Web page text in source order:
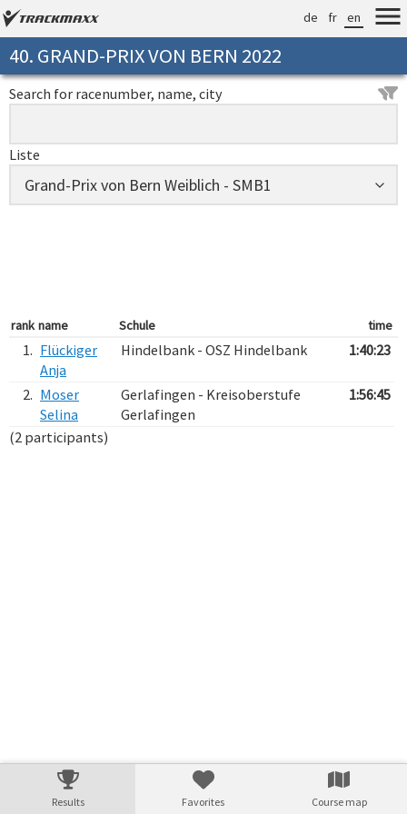
de fr en
40. GRAND-PRIX VON BERN 2022
Search for racenumber, name, city
Liste
rank name Schule time
1. Flückiger
Anja
Hindelbank - OSZ Hindelbank 1:40:23
2. Moser
Selina
Gerlafingen - Kreisoberstufe
Gerlafingen
1:56:45
(2 participants)
Results Favorites Course map